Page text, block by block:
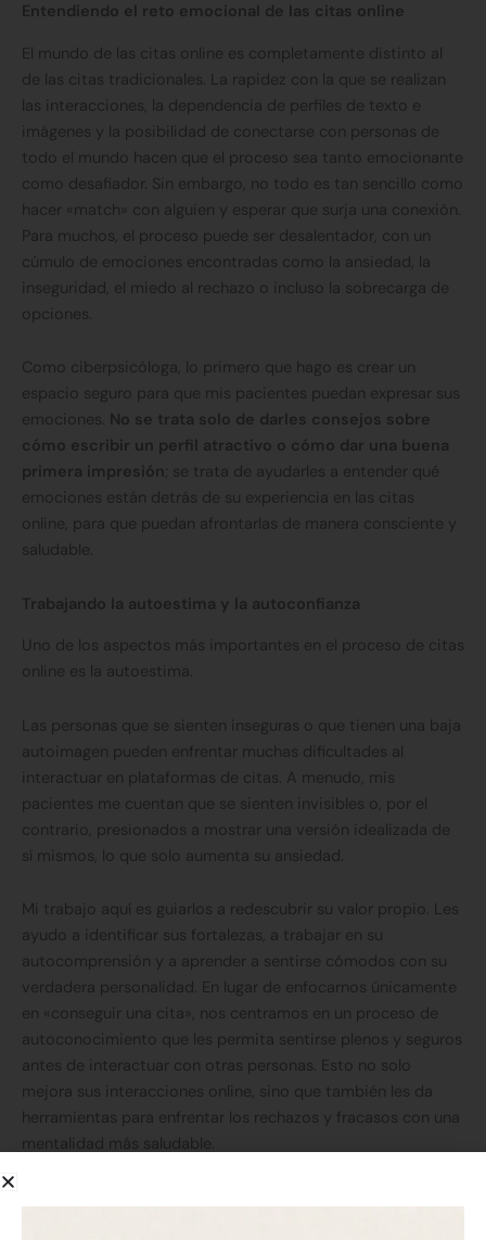
Entendiendo el reto emocional de las citas online
El mundo de las citas online es completamente distinto al
de las citas tradicionales. La rapidez con la que se realizan
las interacciones, la dependencia de perfiles de texto e
imágenes y la posibilidad de conectarse con personas de
todo el mundo hacen que el proceso sea tanto emocionante
como desafiador. Sin embargo, no todo es tan sencillo como
hacer «match» con alguien y esperar que surja una conexión.
Para muchos, el proceso puede ser desalentador, con un
cúmulo de emociones encontradas como la ansiedad, la
inseguridad, el miedo al rechazo o incluso la sobrecarga de
opciones.
Como ciberpsicóloga, lo primero que hago es crear un
espacio seguro para que mis pacientes puedan expresar sus
emociones. No se trata solo de darles consejos sobre
cómo escribir un perfil atractivo o cómo dar una buena
primera impresión; se trata de ayudarles a entender qué
emociones están detrás de su experiencia en las citas
online, para que puedan afrontarlas de manera consciente y
saludable.
Trabajando la autoestima y la autoconfianza
Uno de los aspectos más importantes en el proceso de citas
online es la autoestima.
Las personas que se sienten inseguras o que tienen una baja
autoimagen pueden enfrentar muchas dificultades al
interactuar en plataformas de citas. A menudo, mis
pacientes me cuentan que se sienten invisibles o, por el
contrario, presionados a mostrar una versión idealizada de
sí mismos, lo que solo aumenta su ansiedad.
Mi trabajo aquí es guiarlos a redescubrir su valor propio. Les
ayudo a identificar sus fortalezas, a trabajar en su
autocomprensión y a aprender a sentirse cómodos con su
verdadera personalidad. En lugar de enfocarnos únicamente
en «conseguir una cita», nos centramos en un proceso de
autoconocimiento que les permita sentirse plenos y seguros
antes de interactuar con otras personas. Esto no solo
mejora sus interacciones online, sino que también les da
herramientas para enfrentar los rechazos y fracasos con una
mentalidad más saludable.